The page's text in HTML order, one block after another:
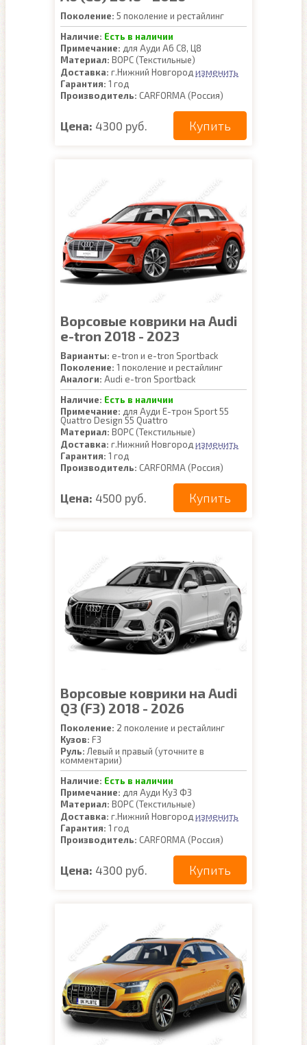
Поколение: 5 поколение и рестайлинг
Наличие: Есть в наличии
Примечание: для Ауди А6 С8, Ц8
Материал: ВОРС (Текстильные)
Доставка: г.Нижний Новгород изменить
Гарантия: 1 год
Производитель: CARFORMA (Россия)
Цена: 4300 руб. Купить
Ворсовые коврики на Audi
e-tron 2018 - 2023
Варианты: e-tron и e-tron Sportback
Поколение: 1 поколение и рестайлинг
Аналоги: Audi e-tron Sportback
Наличие: Есть в наличии
Примечание: для Ауди Е-трон Sport 55
Quattro Design 55 Quattro
Материал: ВОРС (Текстильные)
Доставка: г.Нижний Новгород изменить
Гарантия: 1 год
Производитель: CARFORMA (Россия)
Цена: 4500 руб. Купить
Ворсовые коврики на Audi
Q3 (F3) 2018 - 2026
Поколение: 2 поколение и рестайлинг
Кузов: F3
Руль: Левый и правый (уточните в
комментарии)
Наличие: Есть в наличии
Примечание: для Ауди Ку3 Ф3
Материал: ВОРС (Текстильные)
Доставка: г.Нижний Новгород изменить
Гарантия: 1 год
Производитель: CARFORMA (Россия)
Цена: 4300 руб. Купить